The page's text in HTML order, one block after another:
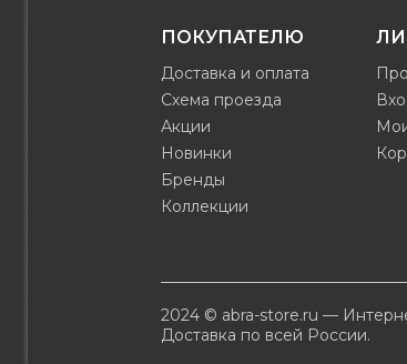
ПОКУПАТЕЛЮ
Доставка и оплата
Схема проезда
Акции
Новинки
Бренды
Коллекции
2024 © abra-store.ru —
Доставка по всей России.